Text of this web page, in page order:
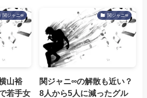
関ジャニ∞
山裕
若手女
関ジャニ∞
関ジャニ∞の解散も近い？
8人から5人に減ったグル